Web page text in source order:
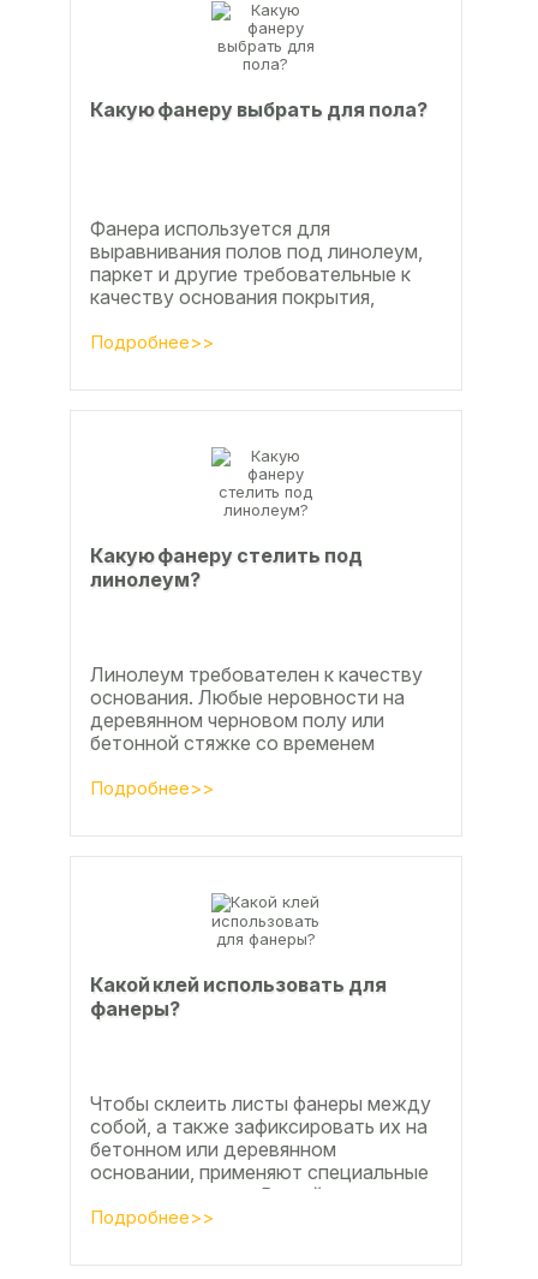
Какую фанеру выбрать для пола?
Фанера используется для
выравнивания полов под линолеум,
паркет и другие требовательные к
качеству основания покрытия,
по деревянным лагам или...
Подробнее>>
Какую фанеру стелить под
линолеум?
Линолеум требователен к качеству
основания. Любые неровности на
деревянном черновом полу или
бетонной стяжке со временем
Подробнее>>
Какой клей использовать для
фанеры?
Чтобы склеить листы фанеры между
собой, а также зафиксировать их на
бетонном или деревянном
основании, применяют специальные
клеевые составы. В этой статье
расскажем, какой клей...
Подробнее>>